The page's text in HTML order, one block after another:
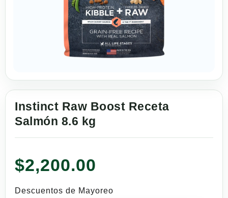
Instinct Raw Boost Receta
Salmón 8.6 kg
$2,200.00
Descuentos de Mayoreo